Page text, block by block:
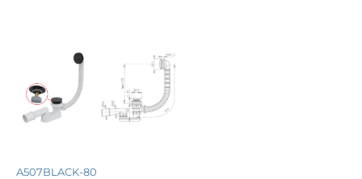
A507BLACK-80